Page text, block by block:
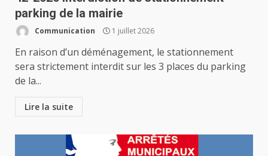
parking de la mairie
Communication 1 juillet 2026
En raison d’un déménagement, le stationnement
sera strictement interdit sur les 3 places du parking
de la...
Lire la suite